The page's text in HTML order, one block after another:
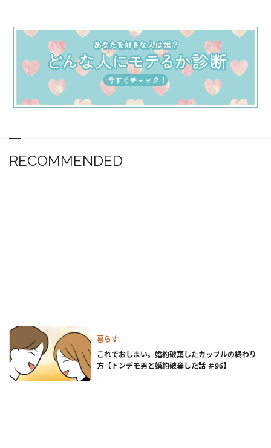
RECOMMENDED
暮らす
これでおしまい。婚約破棄したカップルの終わり
方【トンデモ男と婚約破棄した話 ＃96】